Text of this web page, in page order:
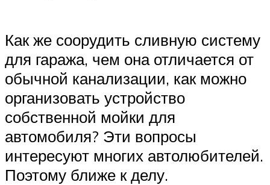
Как же соорудить сливную систему
для гаража, чем она отличается от
обычной канализации, как можно
организовать устройство
собственной мойки для
автомобиля? Эти вопросы
интересуют многих автолюбителей.
Поэтому ближе к делу.